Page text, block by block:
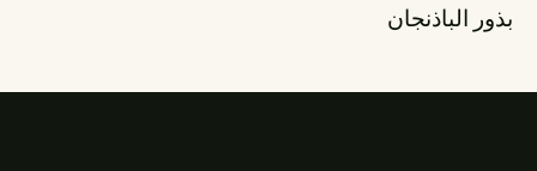
بذور الباذنجان